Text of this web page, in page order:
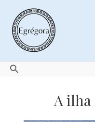
content
Search
A ilha